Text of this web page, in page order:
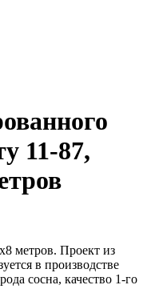
11-87,
метров. Проект из
в производстве
сосна, качество 1-го